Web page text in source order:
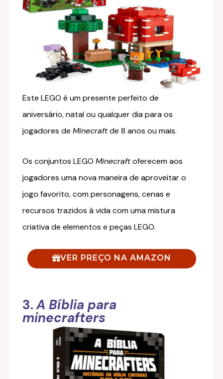
Este LEGO é um presente perfeito de
aniversário, natal ou qualquer dia para os
jogadores de Minecraftde 8 anos ou mais.
Os conjuntos LEGO Minecraftoferecem aos
jogadores uma nova maneira de aproveitar o
jogo favorito, com personagens, cenas e
recursos trazidos à vida com uma mistura
criativa de elementos e peças LEGO.
VER PREÇO NA AMAZON
3.A Bíblia para
minecrafters